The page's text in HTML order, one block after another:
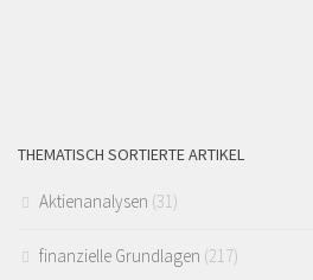
THEMATISCH SORTIERTE ARTIKEL
Aktienanalysen (31)
finanzielle Grundlagen (217)